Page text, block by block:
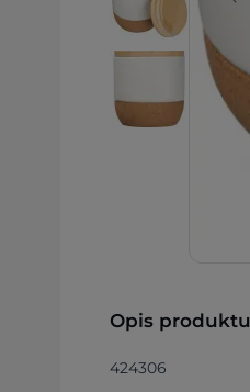
Opis produktu
424306